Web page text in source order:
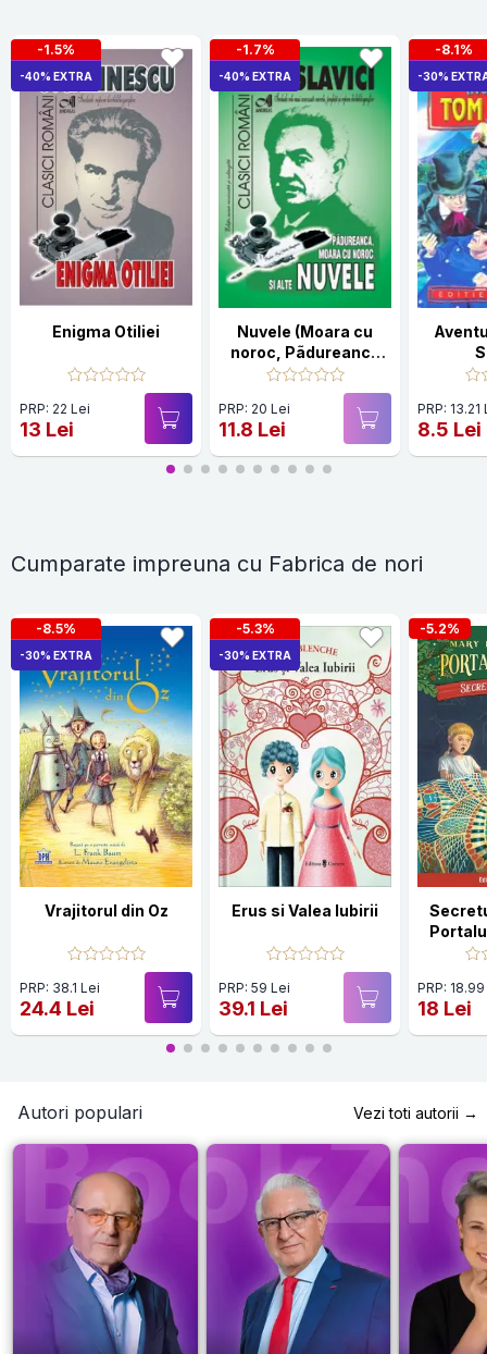
-1.5%
-40% EXTRA
Enigma Otiliei
PRP: 22 Lei
13 Lei
-1.7%
-40% EXTRA
Nuvele (Moara cu
noroc, Pãdureanca
s.a.)
PRP: 20 Lei
11.8 Lei
-8.1%
-30%
PRP: 13.21
8.5 Lei
Cumparate impreuna cu Fabrica de nori
-8.5%
-30% EXTRA
Vrajitorul din Oz
PRP: 38.1 Lei
24.4 Lei
-5.3%
-30% EXTRA
Erus si Valea Iubirii
PRP: 59 Lei
39.1 Lei
-5.2%
PRP:
18 Lei
Autori populari Vezi toti autorii →